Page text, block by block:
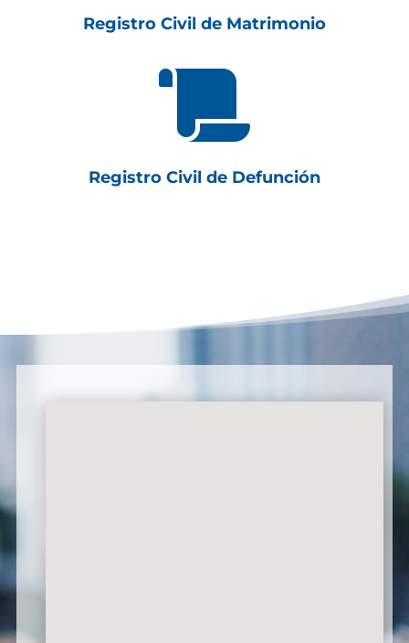
Registro Civil de Matrimonio

Registro Civil de Defunción